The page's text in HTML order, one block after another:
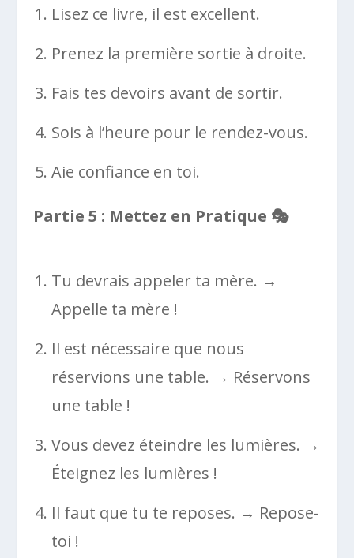
Lisez ce livre, il est excellent.
Prenez la première sortie à droite.
Fais tes devoirs avant de sortir.
Sois à l’heure pour le rendez-vous.
Aie confiance en toi.
Partie 5 : Mettez en Pratique 🎭
Tu devrais appeler ta mère. →
Appelle ta mère !
Il est nécessaire que nous
réservions une table. → Réservons
une table !
Vous devez éteindre les lumières. →
Éteignez les lumières !
Il faut que tu te reposes. → Repose-
toi !